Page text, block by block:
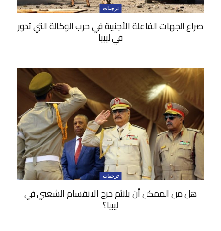
ترجمات
صراع الجهات الفاعلة الأجنبية في حرب الوكالة التي تدور
في ليبيا
ترجمات
هل من الممكن أن يلتئم جرح الانقسام الشعبي في
ليبيا؟